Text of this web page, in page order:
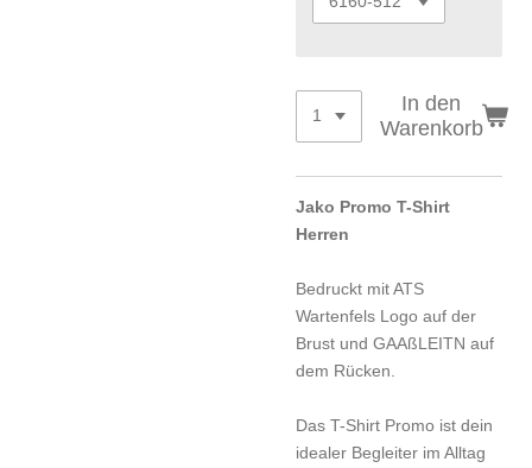
In den
Warenkorb
Jako Promo T-Shirt
Herren
Bedruckt mit ATS
Wartenfels Logo auf der
Brust und GAAßLEITN auf
dem Rücken.
Das T-Shirt Promo ist dein
idealer Begleiter im Alltag